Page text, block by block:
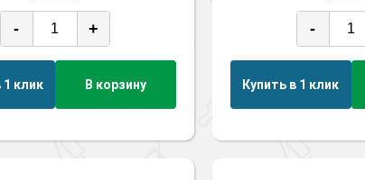
товары
- +
1 клик В корзину
-
Купить в 1 клик